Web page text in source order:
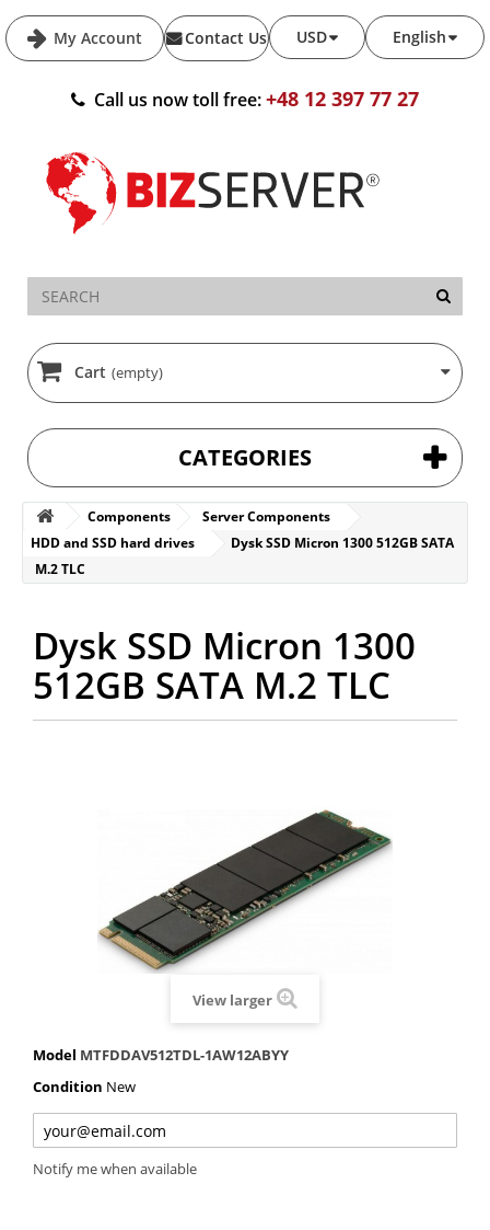
My Account English
USD
Contact Us
Call us now toll free:+48 12 397 77 27
Cart (empty)
CATEGORIES
Components
Server Components
HDD and SSD hard drives
Dysk SSD Micron 1300 512GB SATA
M.2 TLC
Dysk SSD Micron 1300
512GB SATA M.2 TLC
View larger
Model MTFDDAV512TDL-1AW12ABYY
Condition New
Notify me when available